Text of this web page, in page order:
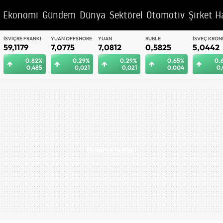
Ekonomi Gündem Dünya Sektörel Otomotiv Şirket
YUAN OFFSHORE
7,0775
0.29%
0,021
YUAN
7,0812
0.29%
0,021
RUBLE
0,5825
0.65%
0,004
İSVEÇ KRONU
5,0442
0.62%
0,031
BAE DIRHEMI
12,9992